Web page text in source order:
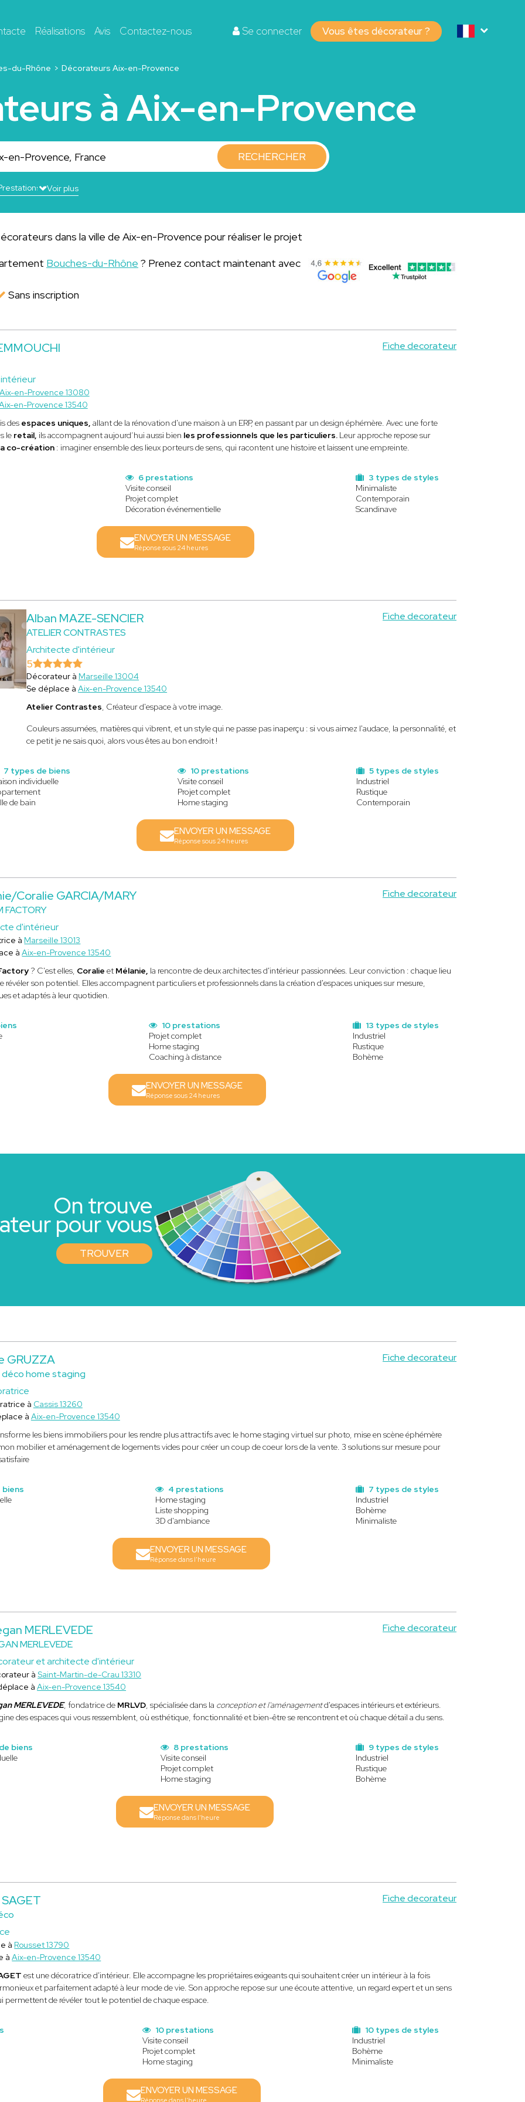
Réalisations Avis Contactez-nous Se connecter Vous êtes décorateur ?
du-Rhône Décorateurs Aix-en-Provence
à Aix-en-Provence
RECHERCHER
Voir plus
dans la ville de Aix-en-Provence pour réaliser le projet
Bouches-du-Rhône ? Prenez contact maintenant avec
Sans inscription
Fiche decorateur
en-Provence 13080
en-Provence 13540
des espaces uniques, allant de la rénovation d'une maison à un ERP, en passant par un design éphémère. Avec une forte
le retail, ils accompagnent aujourd’hui aussi bien les professionnels que les particuliers. Leur approche repose sur
co-création: imaginer ensemble des lieux porteurs de sens, qui racontent une histoire et laissent une empreinte.
3 types de styles
Minimaliste
Contemporain
Scandinave
6 prestations
Visite conseil
Projet complet
Décoration événementielle
ENVOYER UN MESSAGE
Réponse sous 24 heures
Alban MAZE-SENCIER
ATELIER CONTRASTES
Architecte d'intérieur
Fiche decorateur
5
Décorateur à Marseille 13004
Se déplace àAix-en-Provence 13540
Atelier Contrastes, Créateur d'espace à votre image.
Couleurs assumées, matières qui vibrent, et un style qui ne passe pas inaperçu : si vous aimez l'audace, la personnalité, et
ce petit je ne sais quoi, alors vous êtes au bon endroit !
7 types de biens
individuelle
de bain
5 types de styles
Industriel
Rustique
Contemporain
10 prestations
Visite conseil
Projet complet
Home staging
ENVOYER UN MESSAGE
Réponse sous 24 heures
Coralie GARCIA/MARY
FACTORY
d'intérieur
Fiche decorateur
à Marseille 13013
àAix-en-Provence 13540
? C'est elles, Coralie et Mélanie, la rencontre dedeux architectes d'intérieur passionnées. Leur conviction : chaque lieu
révéler son potentiel. Elles accompagnent particuliers et professionnels dans la création d'espaces uniques sur mesure,
et adaptés à leur quotidien.
13 types de styles
Industriel
Rustique
Bohème
10 prestations
Projet complet
Home staging
Coaching à distance
ENVOYER UN MESSAGE
Réponse sous 24 heures
On trouve
pour vous
TROUVER
GRUZZA
home staging
Fiche decorateur
à Cassis 13260
à Aix-en-Provence 13540
les biens immobiliers pour les rendre plus attractifs avec le home staging virtuel sur photo, mise en scène éphémère
mobilier et aménagement de logements vides pour créer un coup de coeur lors de la vente. 3 solutions sur mesure pour
biens
7 types de styles
Industriel
Bohème
Minimaliste
4 prestations
Home staging
Liste shopping
3D d'ambiance
ENVOYER UN MESSAGE
Réponse dans l'heure
MERLEVEDE
MERLEVEDE
et architecte d'intérieur
Fiche decorateur
àSaint-Martin-de-Crau 13310
àAix-en-Provence 13540
MERLEVEDE, fondatrice de MRLVD, spécialisée dans la conception et l'aménagementd'espaces intérieurs et extérieurs.
des espaces qui vous ressemblent, où esthétique, fonctionnalité et bien-être se rencontrent et où chaque détail a du sens.
biens
9 types de styles
Industriel
Rustique
Bohème
8 prestations
Visite conseil
Projet complet
Home staging
ENVOYER UN MESSAGE
Réponse dans l'heure
Fiche decorateur
à Rousset 13790
àAix-en-Provence 13540
est une décoratrice d'intérieur. Elle accompagne les propriétaires exigeants qui souhaitent créer un intérieur à la fois
et parfaitement adapté à leur mode de vie. Son approche repose sur une écoute attentive, un regard expert et un sens
permettent de révéler tout le potentiel de chaque espace.
10 types de styles
Industriel
Bohème
Minimaliste
10 prestations
Visite conseil
Projet complet
Home staging
ENVOYER UN MESSAGE
Réponse dans l'heure